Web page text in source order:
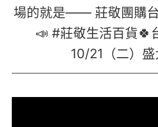
場的就是—— 莊敬團購
📣 #莊敬生活百貨🍀
10/21（二）